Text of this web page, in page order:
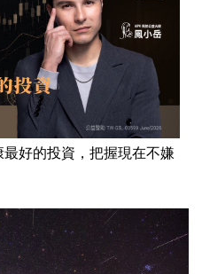
好的投資，把握現在不嫌